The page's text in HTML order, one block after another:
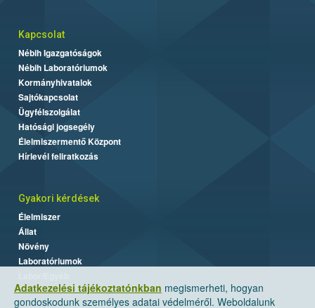
Adatkezelési tájékoztatónkban megismerheti, hogyan
gondoskodunk személyes adatai védelméről. Weboldalunk
Kapcsolat
Nébih Igazgatóságok
Nébih Laboratóriumok
Kormányhivatalok
Sajtókapcsolat
Ügyfélszolgálat
Hatósági jogsegély
Élelmiszermentő Központ
Hírlevél feliratkozás
Gyakori kérdések
Élelmiszer
Állat
Növény
Laboratóriumok